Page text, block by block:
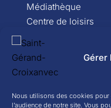
Gérer
Nous utilisons des cookies
l’audience de notre site. Vous
Médiathèque
Centre de loisirs
Réservation de salle
Contact